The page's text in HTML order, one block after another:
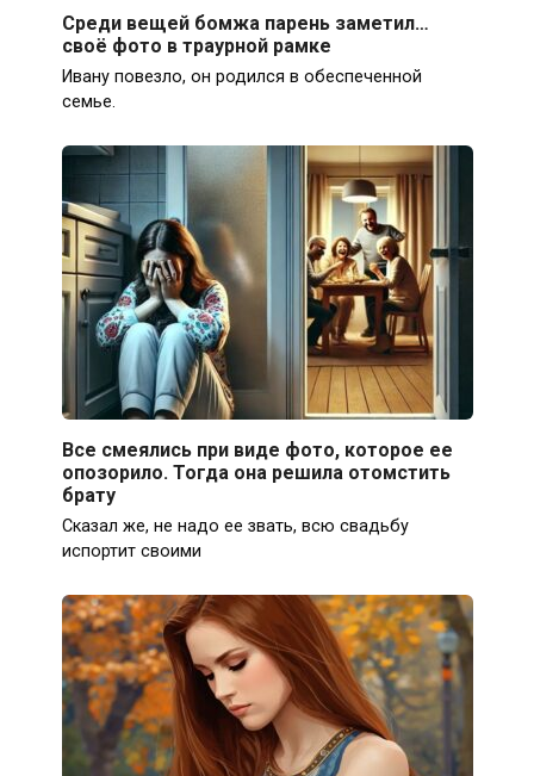
Среди вещей бомжа парень заметил…
своё фото в траурной рамке
Ивану повезло, он родился в обеспеченной
семье.
Все смеялись при виде фото, которое ее
опозорило. Тогда она решила отомстить
брату
Сказал же, не надо ее звать, всю свадьбу
испортит своими